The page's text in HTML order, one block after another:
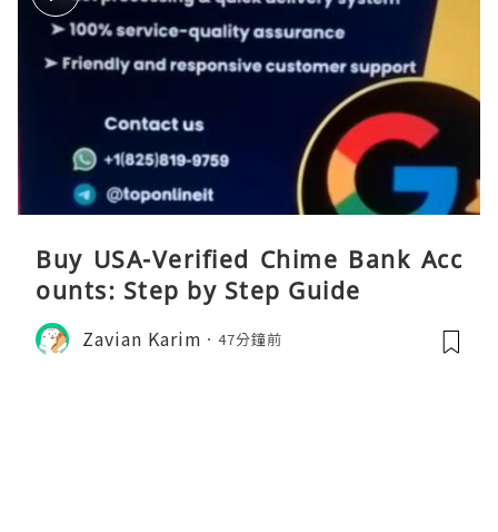
Buy USA-Verified Chime Bank Acc
ounts: Step by Step Guide
Zavian Karim 47分鐘前